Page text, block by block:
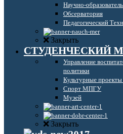
Научно-
Обсерватория
Педагогический
Закрыть
СТУДЕНЧЕСКИЙ
Управление
политики
Культурные
Спорт МПГУ
Музей
Закрыть